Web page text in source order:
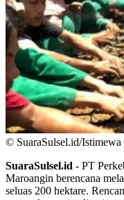
© SuaraSulsel.id/Istimewa
SuaraSulsel.id - PT
Maroangin berencana
seluas 200 hektare.